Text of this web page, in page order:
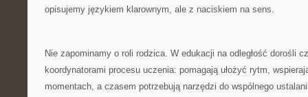
opisujemy językiem klarownym, ale z naciskiem na sens.
Nie zapominamy o roli rodzica. W edukacji na odległość dorośli
koordynatorami procesu uczenia: pomagają ułożyć rytm,
momentach, a czasem potrzebują narzędzi do wspólnego